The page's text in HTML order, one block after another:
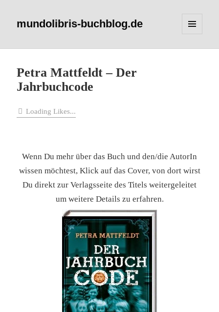
mundolibris-buchblog.de
WIDGETS
Petra Mattfeldt – Der
Jahrbuchcode
Loading Likes...
Wenn Du mehr über das Buch und den/die AutorIn
wissen möchtest, Klick auf das Cover, von dort wirst
Du direkt zur Verlagsseite des Titels weitergeleitet
um weitere Details zu erfahren.